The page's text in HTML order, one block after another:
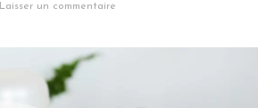
Laisser un commentaire